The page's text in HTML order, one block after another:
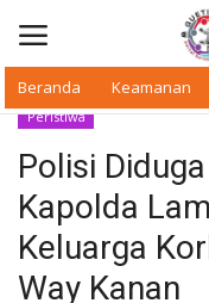
Beranda Keamanan
Beranda
Daerah
Peristiwa
Polisi
Kapolda
Keluarga
Way Kanan